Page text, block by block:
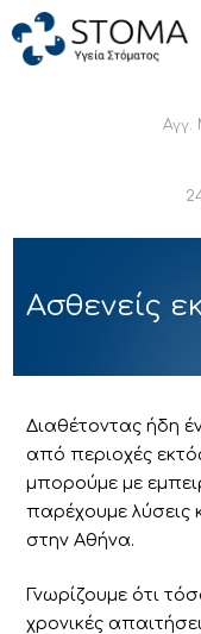
Αγγ.
Ασθενείς
Διαθέτοντας ήδη
από περιοχές
μπορούμε με
παρέχουμε λύσεις
στην Αθήνα.
Γνωρίζουμε ότι
χρονικές